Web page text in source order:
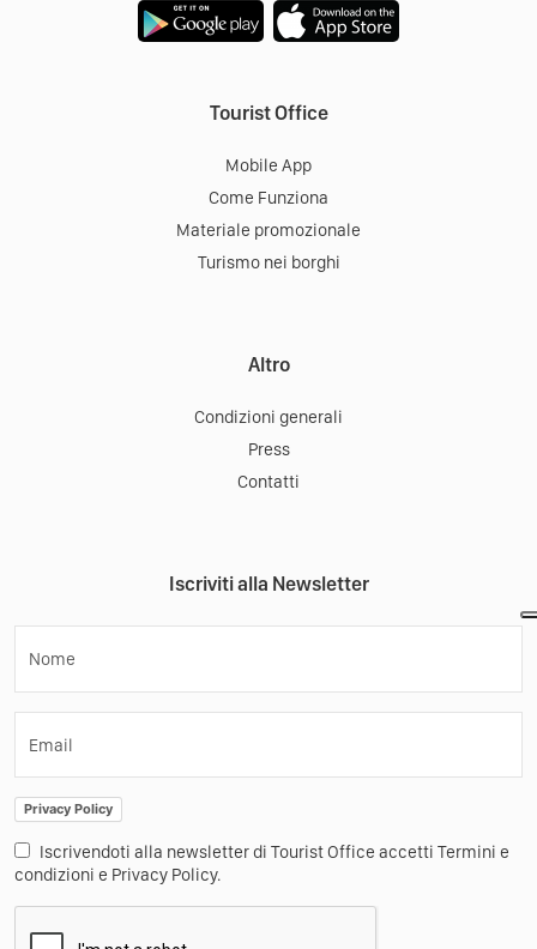
Tourist Office
Mobile App
Come Funziona
Materiale promozionale
Turismo nei borghi
Altro
Condizioni generali
Press
Contatti
Iscriviti alla Newsletter
Nome
Email
Privacy Policy
Iscrivendoti alla newsletter di Tourist Office accetti Termini e
condizioni e Privacy Policy.